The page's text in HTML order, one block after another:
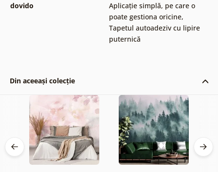
dovido
Aplicație simplă, pe care o
poate gestiona oricine,
Tapetul autoadeziv cu lipire
puternică
Din aceeași colecție